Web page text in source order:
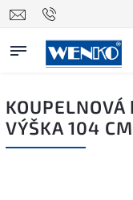
KOUPELNOVÁ
VÝŠKA 104 CM